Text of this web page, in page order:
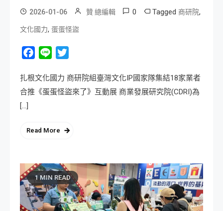
2026-01-06 贊 總編輯 0 Tagged 商研院,
文化國力, 蛋蛋怪盜
Facebook
Line
扎根文化國力 商研院組臺灣文化IP國家隊集結18家業者
合推《蛋蛋怪盜來了》互動展 商業發展研究院(CDRI)為
[…]
Read More
1 MIN READ